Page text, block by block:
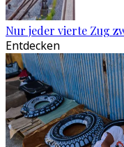
Nur jeder vierte Zug
Entdecken